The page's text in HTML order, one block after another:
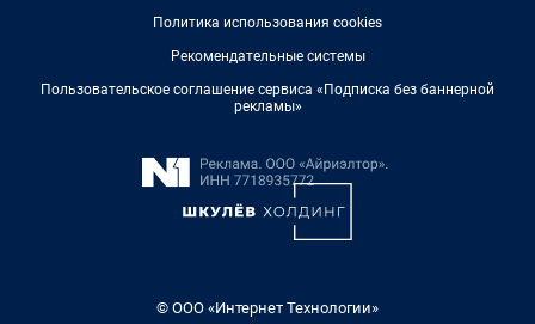
Политика использования cookies
Рекомендательные системы
Пользовательское соглашение сервиса «Подписка без баннерной
рекламы»
© ООО «Интернет Технологии»